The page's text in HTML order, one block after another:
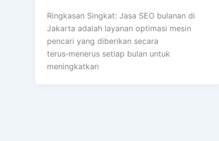
Ringkasan Singkat: Jasa SEO bulanan di
Jakarta adalah layanan optimasi mesin
pencari yang diberikan secara
terus‑menerus setiap bulan untuk
meningkatkan